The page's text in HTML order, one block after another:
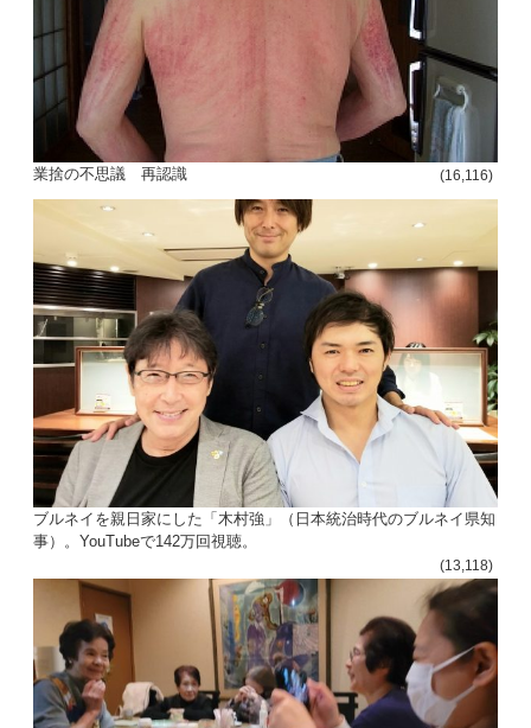
業捨の不思議 再認識 (16,116)
ブルネイを親日家にした「木村強」（日本統治時代のブルネイ県知
事）。YouTubeで142万回視聴。
(13,118)